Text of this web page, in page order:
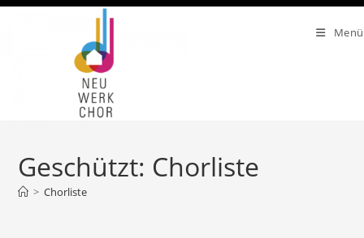
Zum
Menü
Geschützt: Chorliste
> Chorliste